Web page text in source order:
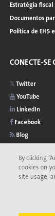
Estratégia fiscal
Documentos
Política de EHS
CONECTE-SE
Twitter
YouTube
LinkedIn
Facebook
Blog
By clicking
cookies on
site usage,